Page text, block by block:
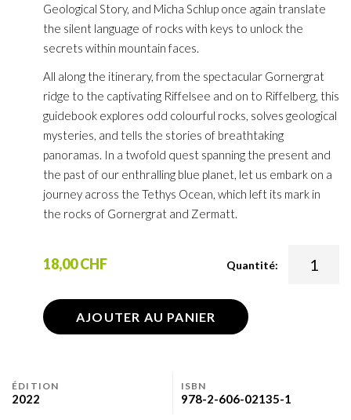
Geological Story, and Micha Schlup once again translate
the silent language of rocks with keys to unlock the
secrets within mountain faces.
All along the itinerary, from the spectacular Gornergrat
ridge to the captivating Riffelsee and on to Riffelberg, this
guidebook explores odd colourful rocks, solves geological
mysteries, and tells the stories of breathtaking
panoramas. In a twofold quest spanning the present and
the past of our enthralling blue planet, let us embark on a
journey across the Tethys Ocean, which left its mark in
the rocks of Gornergrat and Zermatt.
18,00 CHF Quantité:
AJOUTER AU PANIER
ÉDITION
2022
ISBN
978-2-606-02135-1